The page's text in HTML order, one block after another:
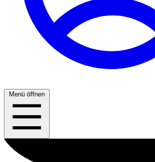
Menü öffnen